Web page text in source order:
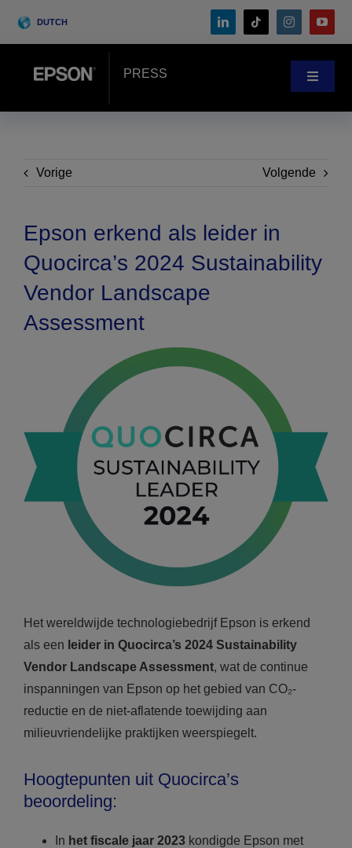
DUTCH
PRESS
Toggle
Klantenverhalen
Events
Search
Vorige Volgende
Epson erkend als leider in
Quocirca’s 2024 Sustainability
Vendor Landscape
Assessment
Het wereldwijde technologiebedrijf Epson is erkend
als een leider in Quocirca’s 2024 Sustainability
Vendor Landscape Assessment, wat de continue
inspanningen van Epson op het gebied van CO₂-
reductie en de niet-aflatende toewijding aan
milieuvriendelijke praktijken weerspiegelt.
Hoogtepunten uit Quocirca’s
beoordeling:
In het fiscale jaar 2023kondigde Epson met